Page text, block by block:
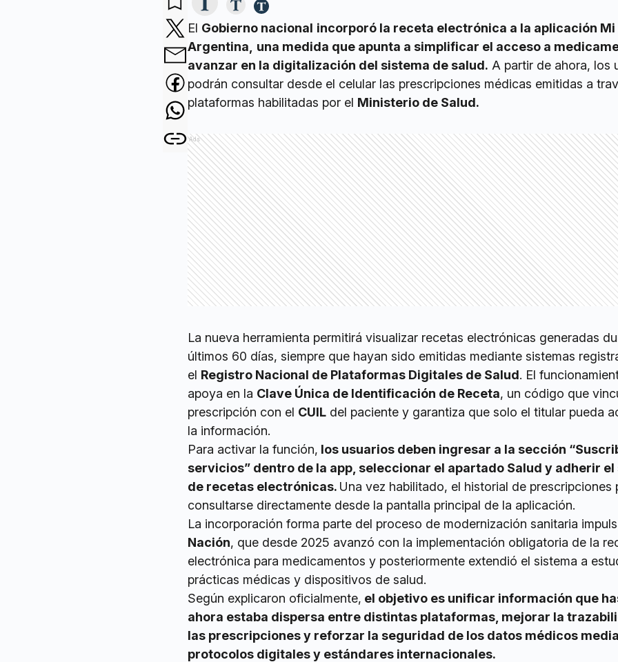
El Gobierno nacional incorporó la receta electrónica a la aplicación Mi
Argentina,
una medida que apunta a simplificar el acceso a
avanzar en la digitalización del sistema de salud. A partir de ahora, los
podrán consultar desde el celular las prescripciones médicas emitidas a
plataformas habilitadas por el Ministerio de Salud.
Ads
La nueva herramienta permitirá visualizar recetas electrónicas generadas
últimos 60 días, siempre que hayan sido emitidas mediante sistemas
el Registro Nacional de Plataformas Digitales de Salud. El
apoya en la Clave Única de Identificación de Receta, un código que
prescripción con el CUIL del paciente y garantiza que solo el titular pueda
la información.
Para activar la función, los usuarios deben ingresar a la sección
servicios” dentro de la app, seleccionar el apartado Salud y adherir
de recetas electrónicas. Una vez habilitado, el historial de prescripciones
consultarse directamente desde la pantalla principal de la aplicación.
La incorporación forma parte del proceso de modernización sanitaria
Nación, que desde 2025 avanzó con la implementación obligatoria de la
electrónica para medicamentos y posteriormente extendió el sistema a
prácticas médicas y dispositivos de salud.
Según explicaron oficialmente, el objetivo es unificar información que
ahora estaba dispersa entre distintas plataformas, mejorar la
las prescripciones y reforzar la seguridad de los datos médicos
protocolos digitales y estándares internacionales.